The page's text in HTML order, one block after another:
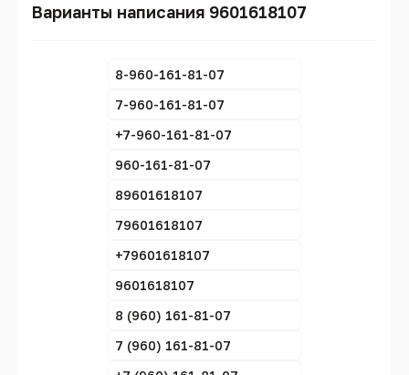
Варианты написания 9601618107
8-960-161-81-07
7-960-161-81-07
+7-960-161-81-07
960-161-81-07
89601618107
79601618107
+79601618107
9601618107
8 (960) 161-81-07
7 (960) 161-81-07